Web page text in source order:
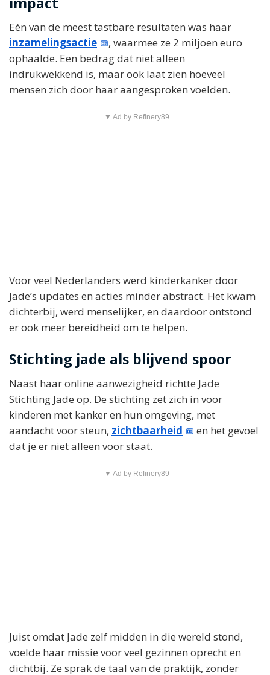
Eén van de meest tastbare resultaten was haar
inzamelingsactie
, waarmee ze 2 miljoen euro
ophaalde. Een bedrag dat niet alleen
indrukwekkend is, maar ook laat zien hoeveel
mensen zich door haar aangesproken voelden.
▼ Ad by Refinery89
Voor veel Nederlanders werd kinderkanker door
Jade’s updates en acties minder abstract. Het kwam
dichterbij, werd menselijker, en daardoor ontstond
er ook meer bereidheid om te helpen.
Stichting jade als blijvend spoor
Naast haar online aanwezigheid richtte Jade
Stichting Jade op. De stichting zet zich in voor
kinderen met kanker en hun omgeving, met
aandacht voor steun, zichtbaarheid
en het gevoel
dat je er niet alleen voor staat.
▼ Ad by Refinery89
Juist omdat Jade zelf midden in die wereld stond,
voelde haar missie voor veel gezinnen oprecht en
dichtbij. Ze sprak de taal van de praktijk, zonder